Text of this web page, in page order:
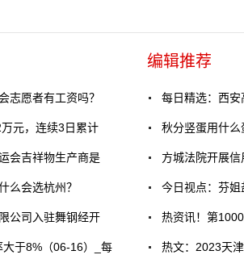
志愿者有工资吗？
元，连续3日累计
会吉祥物生产商是
么会选杭州？
公司入驻舞钢经开
于8%（06-16）_每
编辑推荐
每日精选：西
秋分竖蛋用什么
方城法院开展
今日视点：芬
热资讯！第
热文：2023天